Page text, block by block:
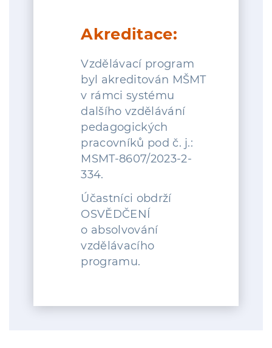
Akreditace:
Vzdělávací program
byl akreditován MŠMT
v rámci systému
dalšího vzdělávání
pedagogických
pracovníků pod č. j.:
MSMT-8607/2023-2-
334.
Účastníci obdrží
OSVĚDČENÍ
o absolvování
vzdělávacího
programu.